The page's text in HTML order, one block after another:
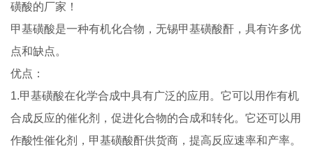
磺酸的厂家！
甲基磺酸是一种有机化合物，无锡甲基磺酸酐，具有许多优
点和缺点。
优点：
1.甲基磺酸在化学合成中具有广泛的应用。它可以用作有机
合成反应的催化剂，促进化合物的合成和转化。它还可以用
作酸性催化剂，甲基磺酸酐供货商，提高反应速率和产率。